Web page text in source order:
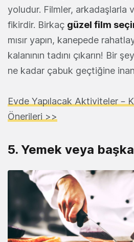
yoludur. Filmler, arkadaşlarla
fikirdir. Birkaç güzel film
mısır yapın, kanepede
kalanının tadını çıkarın! Bir
ne kadar çabuk geçtiğine
Evde Yapılacak Aktiviteler –
Önerileri >>
5. Yemek veya